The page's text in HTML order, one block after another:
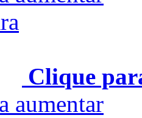
Clique
aumentar